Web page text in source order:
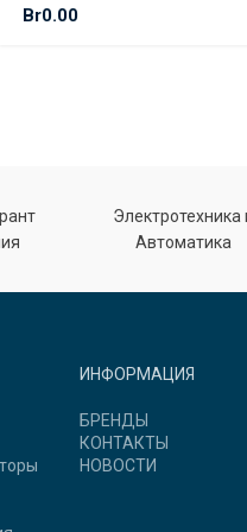
Br0.00
Электротехника
Автоматика
ИНФОРМАЦИЯ
БРЕНДЫ
КОНТАКТЫ
НОВОСТИ